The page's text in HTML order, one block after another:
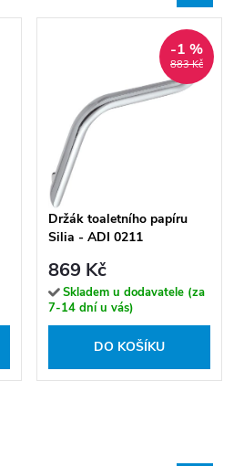
883 Kč
-1 %
Držák toaletního papíru
Silia - ADI 0211
869 Kč
Skladem u dodavatele (za
7-14 dní u vás)
DO KOŠÍKU